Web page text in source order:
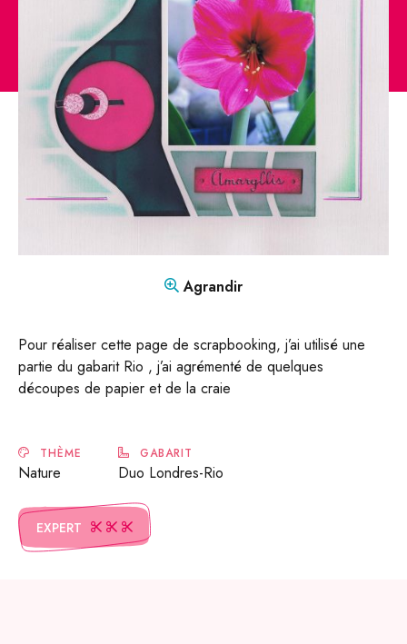
Mon compte
Boutique
FR
DE
CONTACT
Agrandir
Pour réaliser cette page de scrapbooking, j’ai utilisé une
partie du gabarit Rio , j’ai agrémenté de quelques
découpes de papier et de la craie
THÈME
Nature
GABARIT
Duo Londres-Rio
EXPERT